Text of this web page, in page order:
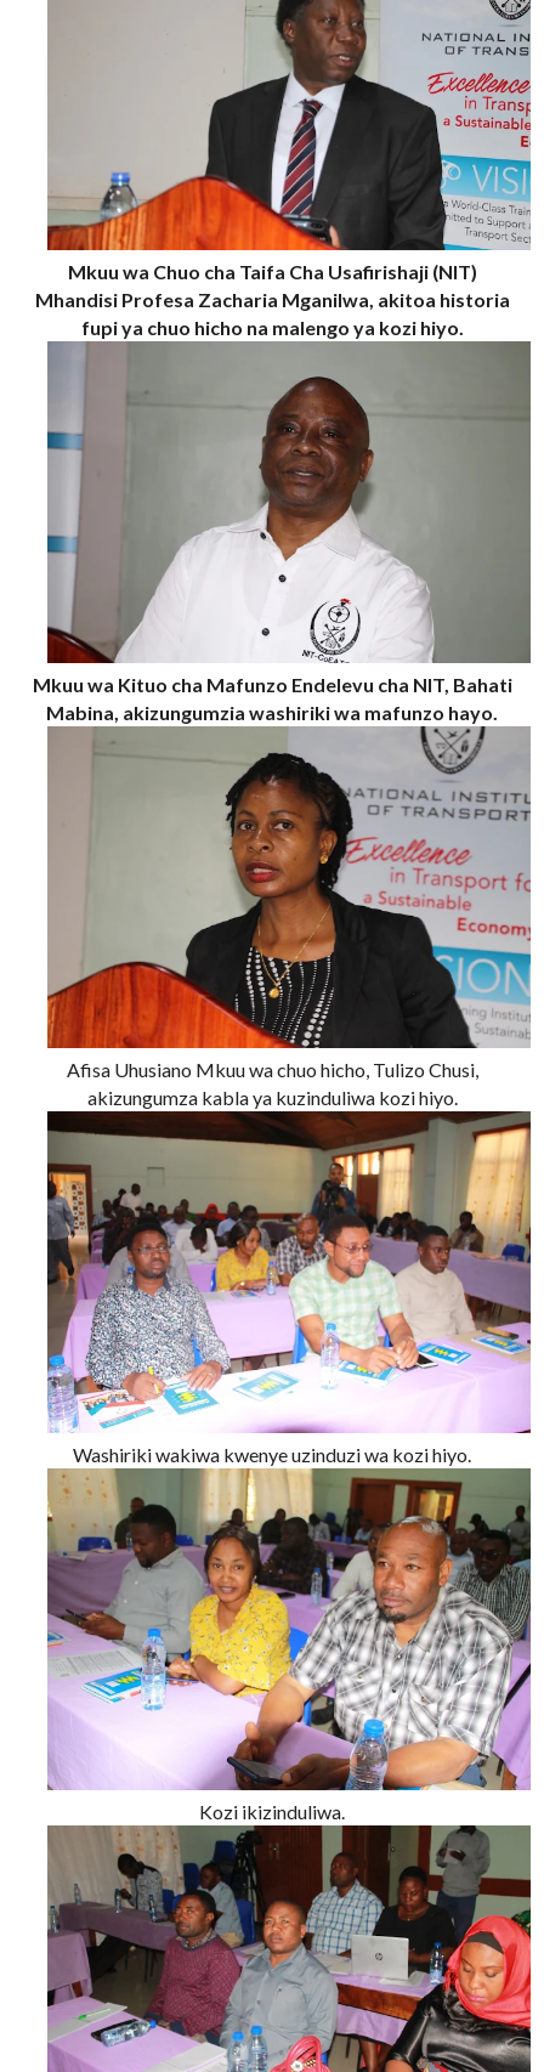
Mkuu wa Chuo cha Taifa Cha Usafirishaji (NIT)
Mhandisi Profesa Zacharia Mganilwa, akitoa historia
fupi ya chuo hicho na malengo ya kozi hiyo.
Mkuu wa Kituo cha Mafunzo Endelevu cha NIT, Bahati
Mabina, akizungumzia washiriki wa mafunzo hayo.
Afisa Uhusiano Mkuu wa chuo hicho, Tulizo Chusi,
akizungumza kabla ya kuzinduliwa kozi hiyo.
Washiriki wakiwa kwenye uzinduzi wa kozi hiyo.
Kozi ikizinduliwa.